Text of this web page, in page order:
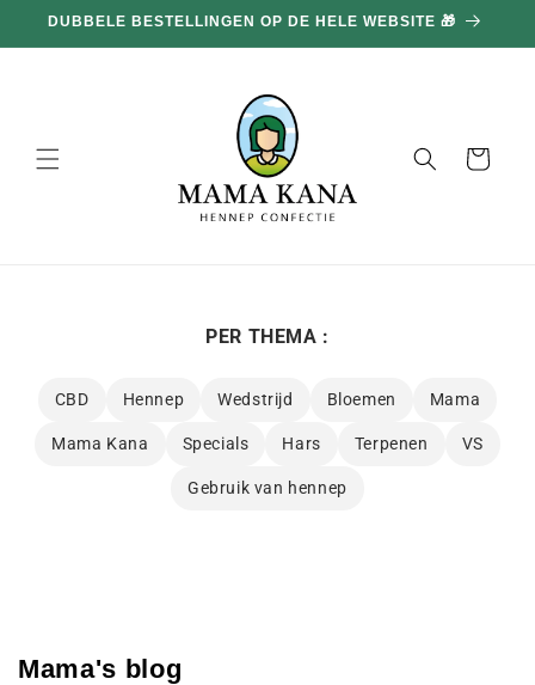
doorgaan
naar
100G GRATIS BIJ ELKE AANKOOP VAN 100€ 🔥
Mand
PER THEMA :
CBD Hennep Wedstrijd Bloemen Mama
Mama Kana Specials Hars Terpenen VS
Gebruik van hennep
Mama's blog